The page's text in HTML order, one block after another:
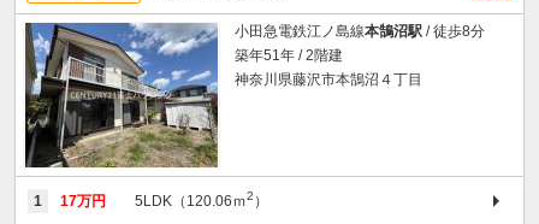
小田急電鉄江ノ島線本鵠沼駅 / 徒歩8分
築年51年 / 2階建
神奈川県藤沢市本鵠沼４丁目
1 17万円 5LDK（120.06ｍ2 ）